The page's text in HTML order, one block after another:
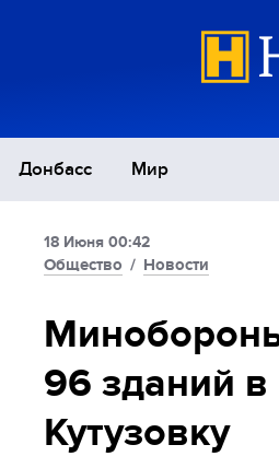
Донбасс Мир
Спорт
18 Июня 00:42
Общество / Новости
96 зданий в
Кутузовку